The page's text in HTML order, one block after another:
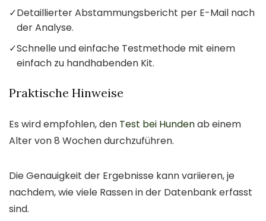
✓Detaillierter Abstammungsbericht per E-Mail nach
der Analyse.
✓Schnelle und einfache Testmethode mit einem
einfach zu handhabenden Kit.
Praktische Hinweise
Es wird empfohlen, den Test bei Hundenab einem
Alter von 8 Wochen durchzuführen.
Die Genauigkeit der Ergebnisse kann variieren, je
nachdem, wie viele Rassen in der Datenbank erfasst
sind.